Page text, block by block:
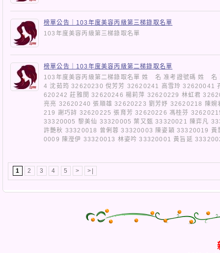
榜單公告｜103年度美容丙級第三梯錄取名單
103年度美容丙級第三梯錄取名單
榜單公告｜103年度美容丙級第二梯錄取名單
103年度美容丙級第二梯錄取名單 姓 名 准考證號碼 姓
4 沈茹筠 32620230 侻芳芳 32620241 高雪玲 32620041
620242 莊雅閔 32620246 楊莉萍 32620229 林虹君
亮亮 32620240 張順雄 32620223 劉芳妤 32620218 陳
219 謝巧詩 32620225 張育芳 32620226 馮桂芬
33320005 黎美仙 33320005 葉又甄 33320021 陳弈凡
許艷秋 33320018 曾俐蓉 33320003 陳姿穎 33320019
0009 陳瀅伊 33320013 林姿吟 33320001 黃旨延
1 2 3 4 5 > >|